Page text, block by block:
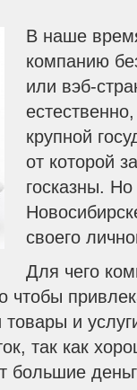
В наше
компанию
или вэб-
крупной
от которой
госказны.
своего
Для чего
чтобы
и
так как
большие